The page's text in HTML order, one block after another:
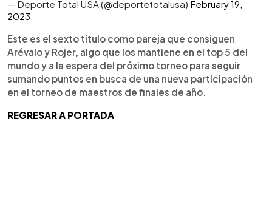
— Deporte Total USA (@deportetotalusa) February 19,
2023
Este es el sexto título como pareja que consiguen
Arévalo y Rojer, algo que los mantiene en el top 5 del
mundo y a la espera del próximo torneo para seguir
sumando puntos en busca de una nueva participación
en el torneo de maestros de finales de año.
REGRESAR A PORTADA